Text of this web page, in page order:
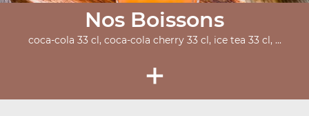
Nos Boissons
coca-cola 33 cl, coca-cola cherry 33 cl, ice tea 33 cl, ...
+